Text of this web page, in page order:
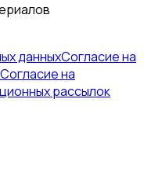
данныхСогласие на
Согласие на
рассылок